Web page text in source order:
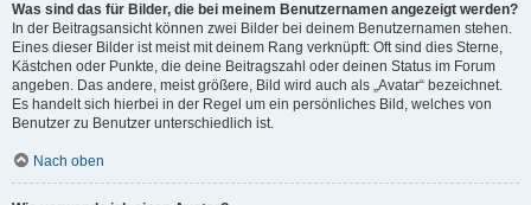
Was sind das für Bilder, die bei meinem Benutzernamen angezeigt werden?
In der Beitragsansicht können zwei Bilder bei deinem Benutzernamen stehen.
Eines dieser Bilder ist meist mit deinem Rang verknüpft: Oft sind dies Sterne,
Kästchen oder Punkte, die deine Beitragszahl oder deinen Status im Forum
angeben. Das andere, meist größere, Bild wird auch als „Avatar“ bezeichnet.
Es handelt sich hierbei in der Regel um ein persönliches Bild, welches von
Benutzer zu Benutzer unterschiedlich ist.
Nach oben